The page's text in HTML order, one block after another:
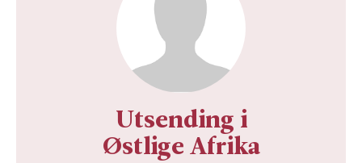
Utsending i
Østlige Afrika